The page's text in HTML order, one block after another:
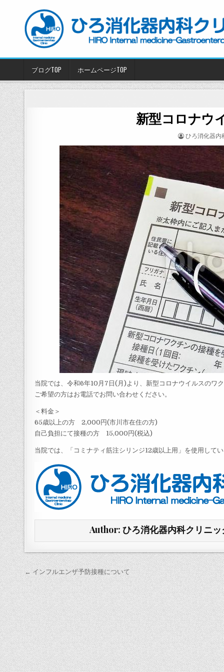
ブログTOP ホームページTOP
新型コロナウ
POSTED
BY
ひろ消化器内
当院では、令和6年10月7日(月)より、新型コロナウイルスのワ
ご希望の方はお電話でお問い合わせください。
＜料金＞
65歳以上の方 2,000円(市川市在住の方)
自己負担にて接種の方 15,000円(税込)
当院では、「コミナティ筋注シリンジ12歳以上用」を使用して
Author:ひろ消化器内科クリニッ
投
稿
ナ
ビ
ゲ
ー
シ
← インフルエンザ予防接種について